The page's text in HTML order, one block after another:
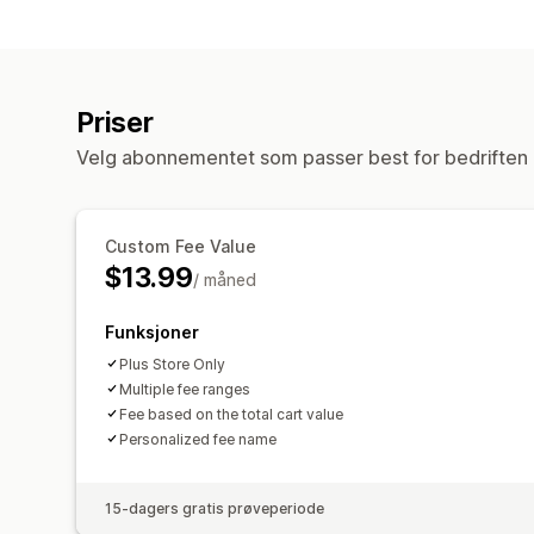
Priser
Velg abonnementet som passer best for bedriften
Custom Fee Value
$13.99/ måned
Funksjoner
Plus Store Only
Multiple fee ranges
Fee based on the total cart value
Personalized fee name
15-dagers gratis prøveperiode